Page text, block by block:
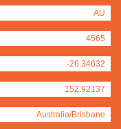
AU
4565
-26.34632
152.92137
Australia/Brisbane